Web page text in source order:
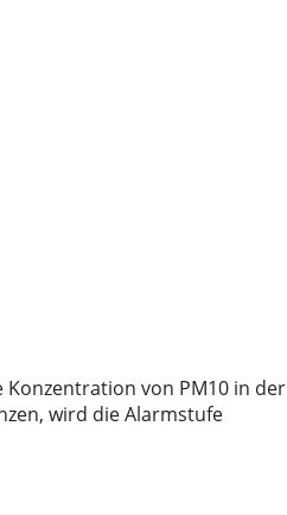
von PM10 in der
wird die Alarmstufe